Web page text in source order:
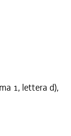
1, lettera d),